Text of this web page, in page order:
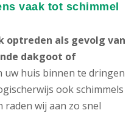
vaak tot schimmel
optreden als gevolg van
dakgoot of
uw huis binnen te dringen
ook schimmels
raden wij aan zo snel